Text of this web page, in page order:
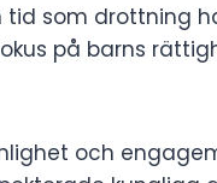
tid som drottning
på barns
och